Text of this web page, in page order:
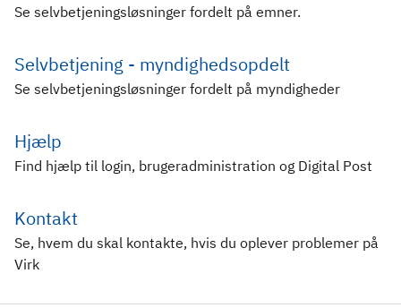
Se selvbetjeningsløsninger fordelt på emner.
Selvbetjening - myndighedsopdelt
Se selvbetjeningsløsninger fordelt på myndigheder
Hjælp
Find hjælp til login, brugeradministration og Digital Post
Kontakt
Se, hvem du skal kontakte, hvis du oplever problemer på
Virk